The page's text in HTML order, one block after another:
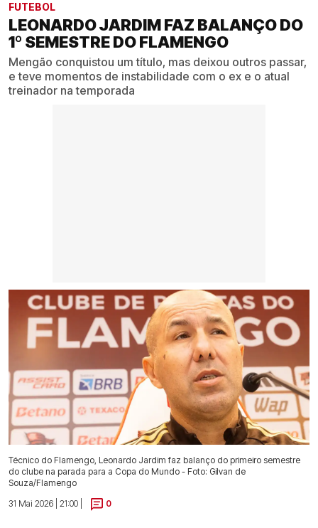
FUTEBOL
LEONARDO JARDIM FAZ BALANÇO DO
1º SEMESTRE DO FLAMENGO
Mengão conquistou um título, mas deixou outros passar,
e teve momentos de instabilidade com o ex e o atual
treinador na temporada
Técnico do Flamengo, Leonardo Jardim faz balanço do primeiro semestre
do clube na parada para a Copa do Mundo - Foto: Gilvan de
Souza/Flamengo
31 Mai 2026 | 21:00 |
0